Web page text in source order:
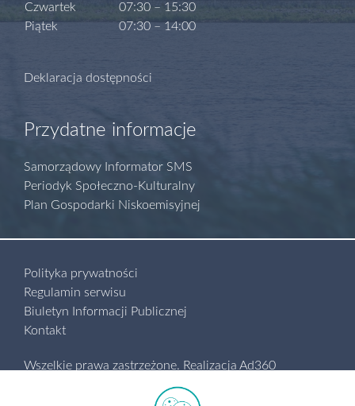
Czwartek
Piątek
07:30 – 15:30
07:30 – 14:00
Deklaracja dostępności
Przydatne informacje
Samorządowy Informator SMS
Periodyk Społeczno-Kulturalny
Plan Gospodarki Niskoemisyjnej
Polityka prywatności
Regulamin serwisu
Biuletyn Informacji Publicznej
Kontakt
Wszelkie prawa zastrzeżone. Realizacja Ad360